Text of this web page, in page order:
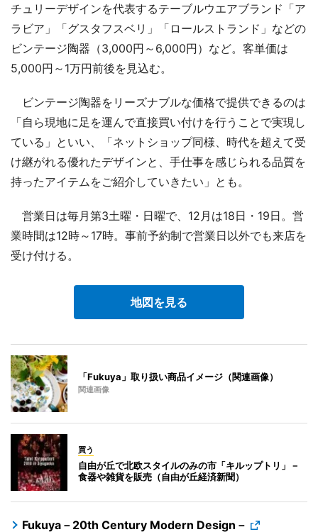
チュリーデザインを代表するテーブルウエアブランド「ア
ラビア」「グスタフスベリ」「ロールストランド」などの
ビンテージ陶器（3,000円～6,000円）など。客単価は
5,000円～1万円前後を見込む。
ビンテージ陶器をリーズナブルな価格で提供できるのは
「自ら現地に足を運んで直接買い付けを行うことで実現し
ている」といい、「ネットショップ同様、時代を超えて受
け継がれる優れたデザインと、手仕事を感じられる品質を
持ったアイテムをご紹介していきたい」とも。
営業日は毎月第3土曜・日曜で、12月は18日・19日。営
業時間は12時～17時。事前予約制で営業日以外でも来店を
受け付ける。
地図を見る
「Fukuya」取り扱い商品イメージ（関連画像）
関連画像
買う
自由が丘で北欧スタイルのみの市「キルップトリ」－
食器や雑貨を販売（自由が丘経済新聞）
Fukuya－20th Century Modern Design－